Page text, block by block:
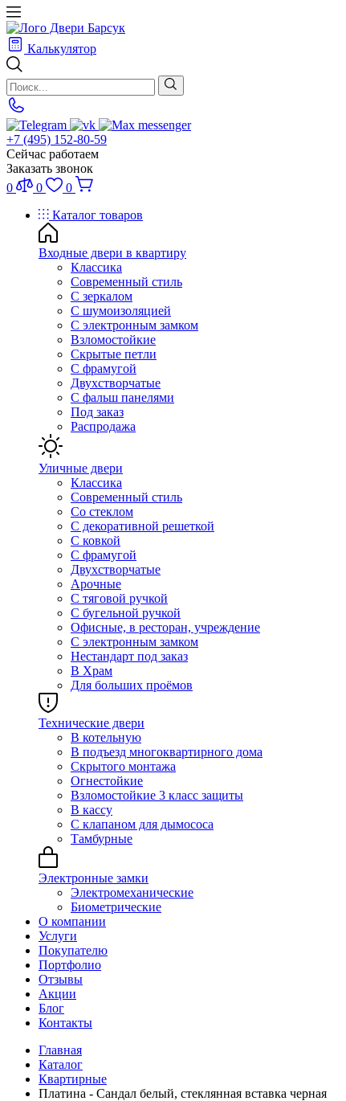
Калькулятор
+7 (495) 152-80-59
Сейчас работаем
Заказать звонок
0
0
0
Каталог товаров
Входные двери в квартиру
Классика
Современный стиль
С зеркалом
С шумоизоляцией
С электронным замком
Взломостойкие
Скрытые петли
С фрамугой
Двухстворчатые
С фальш панелями
Под заказ
Распродажа
Уличные двери
Классика
Современный стиль
Со стеклом
С декоративной решеткой
С ковкой
С фрамугой
Двухстворчатые
Арочные
С тяговой ручкой
С бугельной ручкой
Офисные, в ресторан, учреждение
С электронным замком
Нестандарт под заказ
В Храм
Для больших проёмов
Технические двери
В котельную
В подъезд многоквартирного дома
Скрытого монтажа
Огнестойкие
Взломостойкие 3 класс защиты
В кассу
С клапаном для дымососа
Тамбурные
Электронные замки
Электромеханические
Биометрические
О компании
Услуги
Покупателю
Портфолио
Отзывы
Акции
Блог
Контакты
Главная
Каталог
Квартирные
Платина - Сандал белый, стеклянная вставка черная